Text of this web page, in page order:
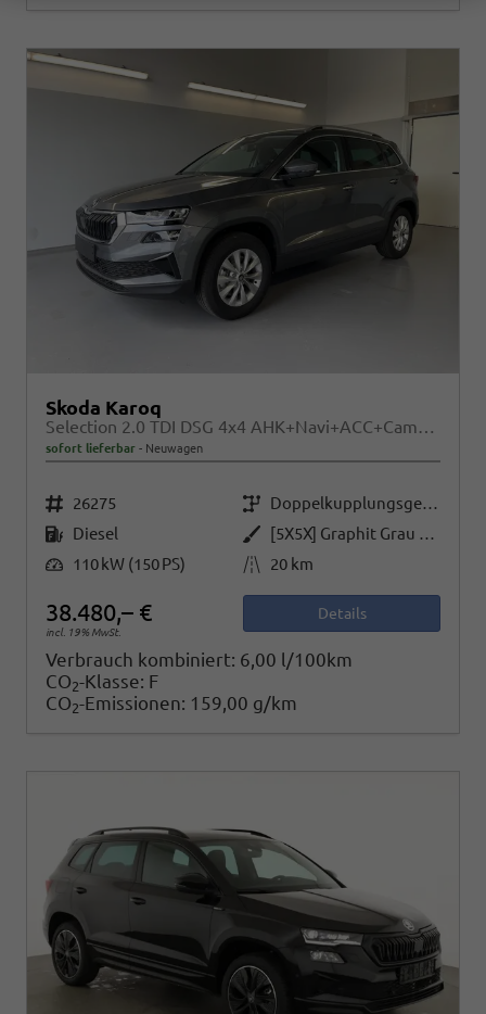
Skoda Karoq
Selection 2.0 TDI DSG 4x4 AHK+Navi+ACC+Cam+Winter+eHeck+Ambiente+Lodge+GV5
sofort lieferbar Neuwagen
Fahrzeugnr. 26275 Getriebe
Doppelkupplungsgetriebe (DSG)
Kraftstoff Diesel Außenfarbe
[5X5X] Graphit Grau Metallic
Leistung 110 kW (150 PS) Kilometerstand 20 km
38.480,– €
incl. 19% MwSt.
Details
Verbrauch kombiniert: 6,00 l/100km
CO2-Klasse: F
CO2-Emissionen: 159,00 g/km